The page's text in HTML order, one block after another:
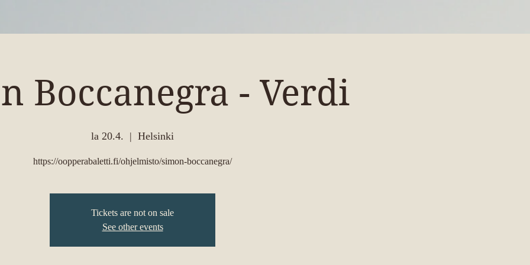
Boccanegra - Verdi
la 20.4.
  |
Helsinki
https://oopperabaletti.fi/ohjelmisto/simon-boccanegra/
Tickets are not on sale
See other events